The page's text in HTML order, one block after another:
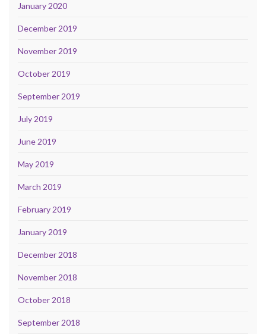
January 2020
December 2019
November 2019
October 2019
September 2019
July 2019
June 2019
May 2019
March 2019
February 2019
January 2019
December 2018
November 2018
October 2018
September 2018